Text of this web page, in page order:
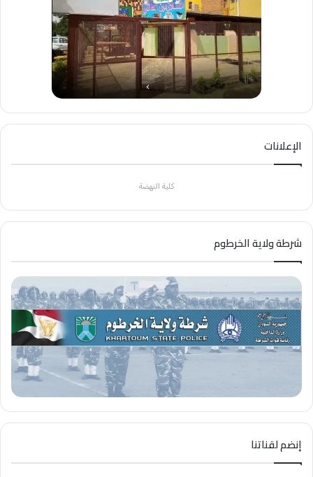
الإعلانات
كلية النهضة
شرطة ولاية الخرطوم
إنضم لقناتنا